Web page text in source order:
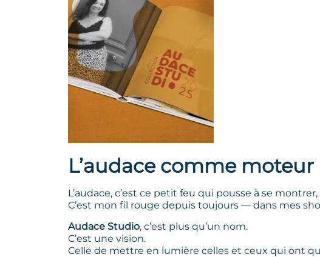
L’audace comme moteur
L’audace, c’est ce petit feu qui pousse à se montrer,
C’est mon fil rouge depuis toujours — dans mes
Audace Studio, c’est plus qu’un nom.
C’est une vision.
Celle de mettre en lumière celles et ceux qui ont